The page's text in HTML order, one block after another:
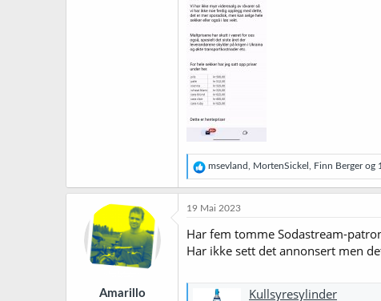
R
e
a
k
n
msevland, MortenSickel , Finn Bergerog
Amarillo
19 Mai 2023
Har fem tomme Sodastream-
Har ikke sett det annonsert men
Kullsyresylinder